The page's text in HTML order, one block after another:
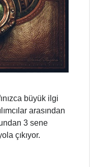
büyük ilgi
arasından
3 sene
çıkıyor.